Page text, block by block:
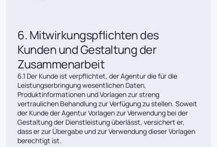
6. Mitwirkungspflichten des
Kunden und Gestaltung der
Zusammenarbeit
6.1 Der Kunde ist verpflichtet, der Agentur die für die
Leistungserbringung wesentlichen Daten,
Produktinformationen und Vorlagen zur streng
vertraulichen Behandlung zur Verfügung zu stellen. Soweit
der Kunde der Agentur Vorlagen zur Verwendung bei der
Gestaltung der Dienstleistung überlässt, versichert er,
dass er zur Übergabe und zur Verwendung dieser Vorlagen
berechtigt ist.